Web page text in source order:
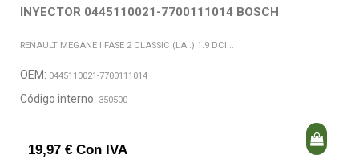
INYECTOR 0445110021-7700111014 BOSCH
RENAULT MEGANE I FASE 2 CLASSIC (LA..) 1.9 DCI...
OEM: 0445110021-7700111014
Código interno: 350500
19,97 € Con IVA